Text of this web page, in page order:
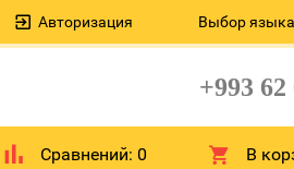
Выбор
Авторизация
+993 62
Сравнений: 0 В